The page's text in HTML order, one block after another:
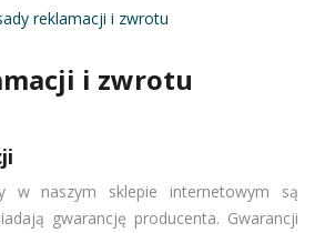
reklamacji i zwrotu
i zwrotu
w naszym sklepie internetowym są
gwarancję producenta. Gwarancji